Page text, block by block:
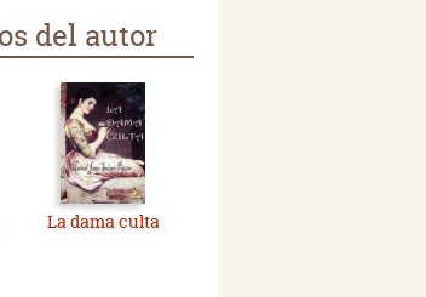
del autor
La dama culta